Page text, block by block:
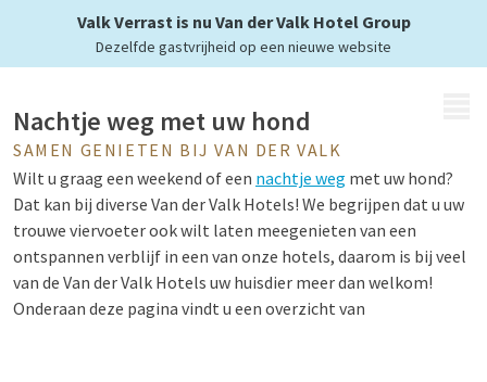
Valk Verrast is nu Van der Valk Hotel Group
Dezelfde gastvrijheid op een nieuwe website
samen met uw hond
Nachtje weg met uw hond
SAMEN GENIETEN BIJ VAN DER VALK
Wilt u graag een weekend of een nachtje weg met uw hond?
Dat kan bij diverse Van der Valk Hotels! We begrijpen dat u uw
trouwe viervoeter ook wilt laten meegenieten van een
ontspannen verblijf in een van onze hotels, daarom is bij veel
van de Van der Valk Hotels uw huisdier meer dan welkom!
Onderaan deze pagina vindt u een overzicht van